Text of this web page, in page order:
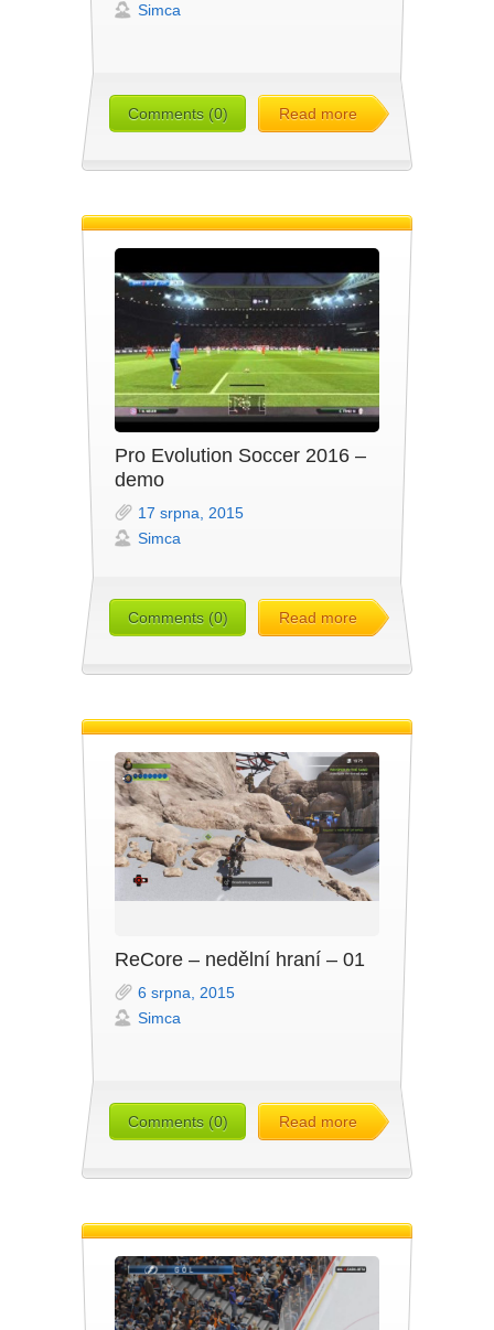
Simca
Comments (0) Read more
Pro Evolution Soccer 2016 –
demo
17 srpna, 2015
Simca
Comments (0) Read more
ReCore – nedělní hraní – 01
6 srpna, 2015
Simca
Comments (0) Read more